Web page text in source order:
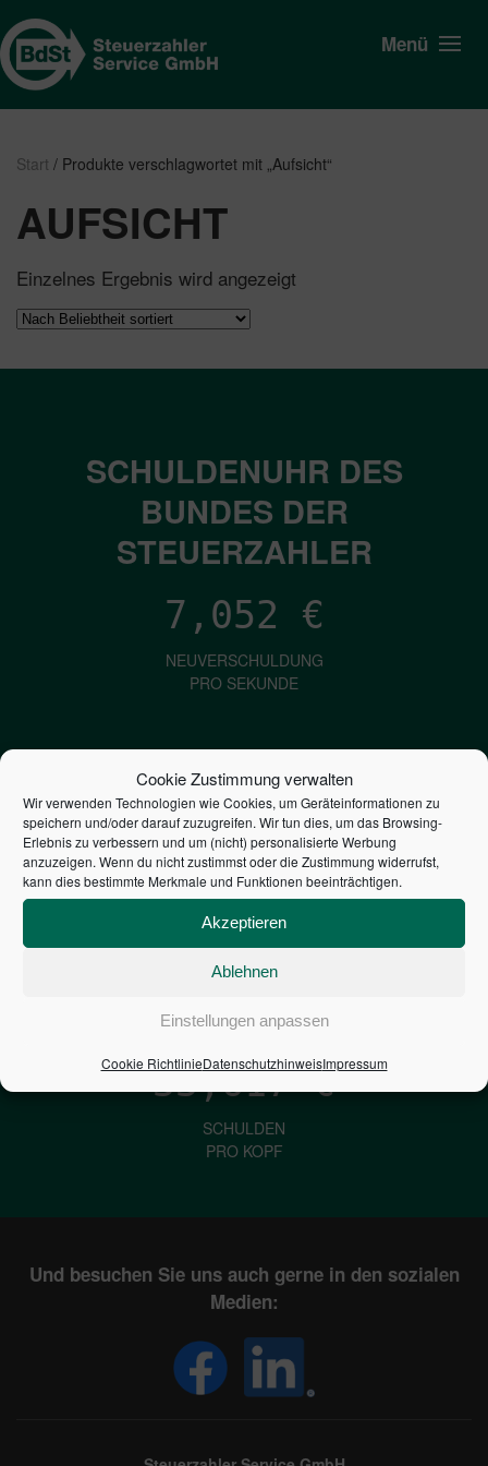
Cookie Zustimmung verwalten
Wir verwenden Technologien wie Cookies, um Geräteinformationen zu
speichern und/oder darauf zuzugreifen. Wir tun dies, um das Browsing-
Erlebnis zu verbessern und um (nicht) personalisierte Werbung
anzuzeigen. Wenn du nicht zustimmst oder die Zustimmung widerrufst,
kann dies bestimmte Merkmale und Funktionen beeinträchtigen.
Akzeptieren
Ablehnen
Einstellungen anpassen
Cookie RichtlinieDatenschutzhinweisImpressum
Menü
Start / Produkte verschlagwortet mit „Aufsicht“
AUFSICHT
Einzelnes Ergebnis wird angezeigt
SCHULDENUHR DES
BUNDES DER
STEUERZAHLER
7,052 €
NEUVERSCHULDUNG
PRO SEKUNDE
1,601€
ZINSEN
PRO SEKUNDE
2,805,959,333,155
STAATSVERSCHULDUNG
33,617€
SCHULDEN
PRO KOPF
Und besuchen Sie uns auch gerne in den sozialen
Medien: